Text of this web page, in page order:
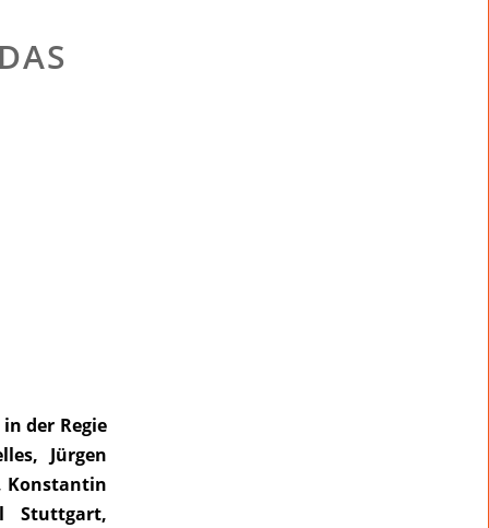
der Regie
Jürgen
Konstantin
Stuttgart,